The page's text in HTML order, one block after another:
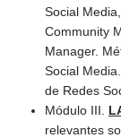
Social
Community
Manager.
Social
de Redes
Módulo III.
relevantes